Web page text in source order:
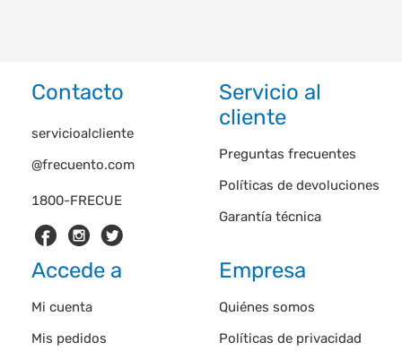
Contacto
1800-FRECUE
servicioalcliente
@frecuento.com
Servicio al
cliente
Preguntas frecuentes
Políticas de devoluciones
Garantía técnica
Accede a
Mi cuenta
Mis pedidos
Empresa
Quiénes somos
Políticas de privacidad